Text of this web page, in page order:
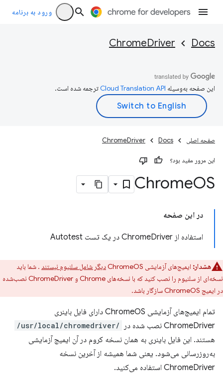
ورود به برنامه
Docs
ChromeDriver
این صفحه به‌وسیله ترجمه شده است.
صفحه اصلی Docs
ChromeDriver
این مرور مفید بود؟
ChromeOS
در این صفحه
استفاده از ChromeDriver در یک تست Autotest
هشدار: ایمیج‌های آزمایشی ChromeOS دیگر شامل سلنیوم نیستند . شما باید
نسخه‌ای از سلنیوم را نصب کنید که با نسخه‌های Chrome و ChromeDriver نصب‌شده
در ایمیج ChromeOS سازگار باشد.
تمام ایمیج‌های آزمایشی ChromeOS دارای فایل باینری
ChromeDriver نصب شده در
/usr/local/chromedriver/
هستند. این فایل باینری به همان نسخه کروم در آن ایمیج آزمایشی
به‌روزرسانی می‌شود. یعنی شما همیشه از آخرین نسخه
ChromeDriver استفاده می‌کنید.